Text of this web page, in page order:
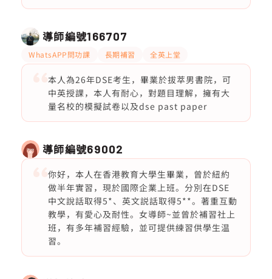
導師編號166707
WhatsAPP問功課 長期補習 全英上堂
本人為26年DSE考生，畢業於拔萃男書院，可
中英授課，本人有耐心，對題目理解，擁有大
量名校的模擬試卷以及dse past paper
導師編號69002
你好，本人在香港教育大學生畢業，曾於紐約
做半年實習，現於國際企業上班。分別在DSE
中文說話取得5*、英文説話取得5**。著重互動
教學，有愛心及耐性。女導師~並曾於補習社上
班，有多年補習經驗，並可提供練習供學生温
習。